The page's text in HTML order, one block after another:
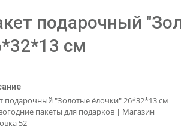
подарочный
см
подарочный "Золотые ёлочки" 26*32*13 см
пакеты для подарков | Магазин
52